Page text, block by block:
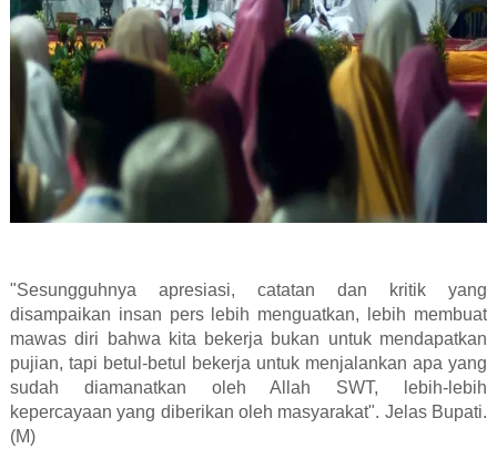
"Sesungguhnya apresiasi, catatan dan kritik yang
disampaikan insan pers lebih menguatkan, lebih membuat
mawas diri bahwa kita bekerja bukan untuk mendapatkan
pujian, tapi betul-betul bekerja untuk menjalankan apa yang
sudah diamanatkan oleh Allah SWT, lebih-lebih
kepercayaan yang diberikan oleh masyarakat". Jelas Bupati.
(M)